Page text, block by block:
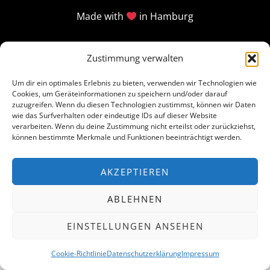
Zustimmung verwalten
Um dir ein optimales Erlebnis zu bieten, verwenden wir Technologien wie
Cookies, um Geräteinformationen zu speichern und/oder darauf
zuzugreifen. Wenn du diesen Technologien zustimmst, können wir Daten
wie das Surfverhalten oder eindeutige IDs auf dieser Website
verarbeiten. Wenn du deine Zustimmung nicht erteilst oder zurückziehst,
können bestimmte Merkmale und Funktionen beeinträchtigt werden.
AKZEPTIEREN
ABLEHNEN
EINSTELLUNGEN ANSEHEN
Cookie-RichtlinieDatenschutzerklärungImpressum
Made with in Hamburg